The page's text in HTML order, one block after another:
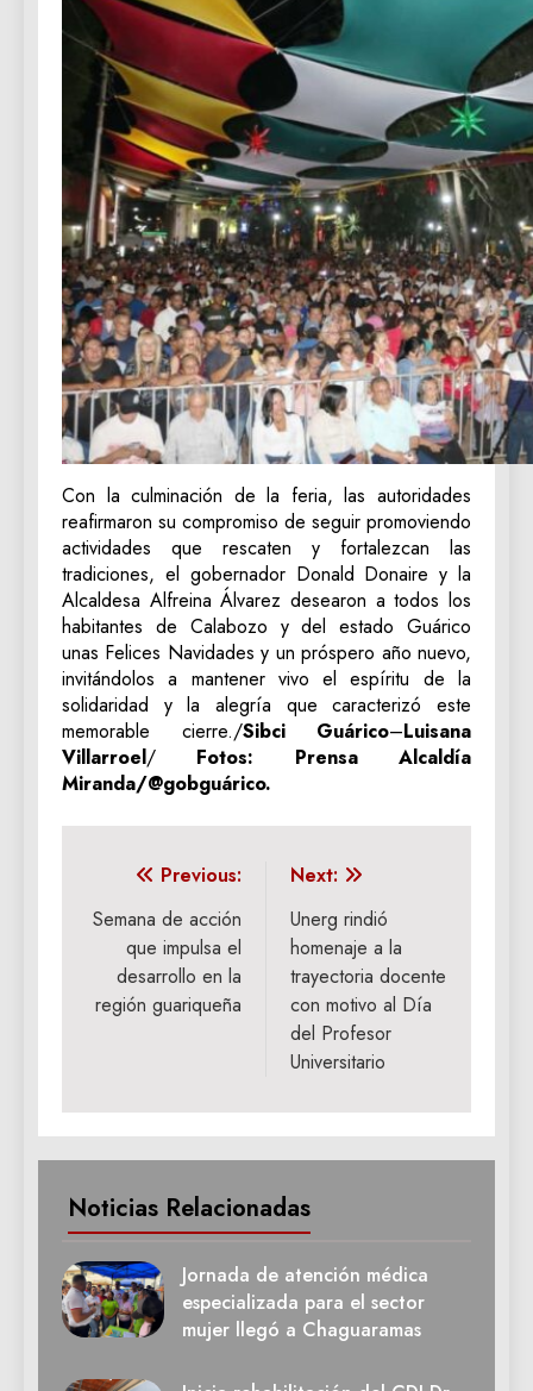
Con la culminación de la feria, las autoridades
reafirmaron su compromiso de seguir promoviendo
actividades que rescaten y fortalezcan las
tradiciones, el gobernador Donald Donaire y la
Alcaldesa Alfreina Álvarez desearon a todos los
habitantes de Calabozo y del estado Guárico
unas Felices Navidades y un próspero año nuevo,
invitándolos a mantener vivo el espíritu de la
solidaridad y la alegría que caracterizó este
memorable cierre./Sibci Guárico–Luisana
Villarroel/ Fotos: Prensa Alcaldía
Miranda/@gobguárico.
Navegación
de
entradas
Previous:
‎Semana de acción
que impulsa el
desarrollo en la
región guariqueña
Next:
Unerg rindió
homenaje a la
trayectoria docente
con motivo al Día
del Profesor
Universitario
Noticias Relacionadas
Jornada de atención médica
especializada para el sector
mujer llegó a Chaguaramas